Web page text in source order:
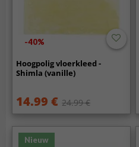
-40%
Hoogpolig vloerkleed -
Shimla (vanille)
14.99 € 24.99 €
Nieuw